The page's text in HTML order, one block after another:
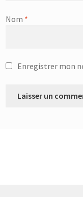
Nom *
Enregistrer mon